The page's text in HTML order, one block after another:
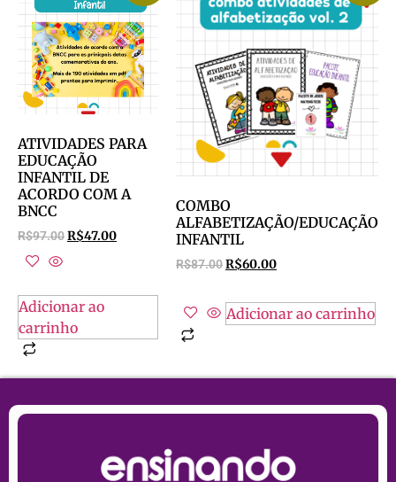
ATIVIDADES PARA
EDUCAÇÃO
INFANTIL DE
ACORDO COM A
BNCC
R$97.00R$47.00
Adicionar ao
carrinho
COMBO
ALFABETIZAÇÃO/EDUCAÇÃO
INFANTIL
R$87.00R$60.00
Adicionar ao carrinho